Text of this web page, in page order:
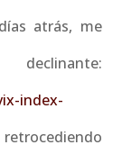
atrás, me
index-